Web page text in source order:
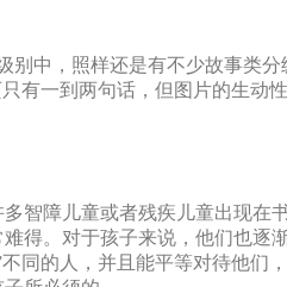
中，照样还是有不少故事类分
有一到两句话，但图片的生动
智障儿童或者残疾儿童出现在
得。对于孩子来说，他们也逐
同的人，并且能平等对待他们